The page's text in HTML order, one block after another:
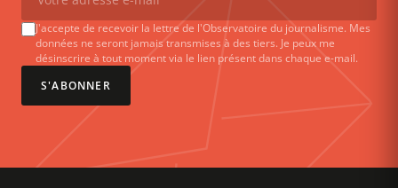
J'accepte de recevoir la lettre de l'Observatoire du journalisme. Mes
données ne seront jamais transmises à des tiers. Je peux me
désinscrire à tout moment via le lien présent dans chaque e-mail.
S'ABONNER